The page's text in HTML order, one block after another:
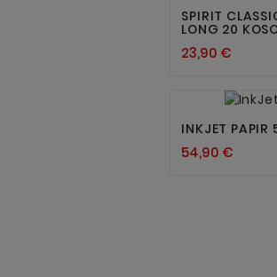
SPIRIT
LONG 20
23,90 €
INKJET PAPIR
54,90 €